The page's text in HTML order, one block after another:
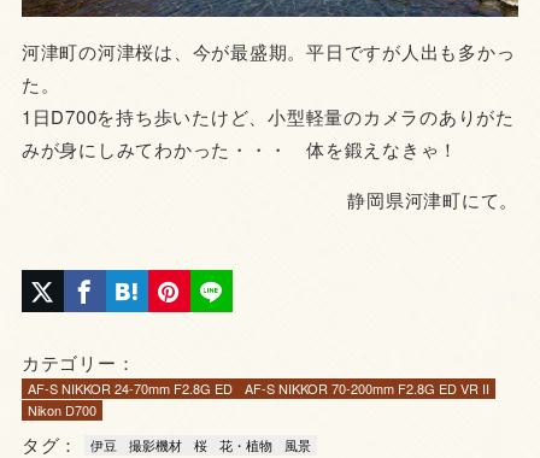
河津町の河津桜は、今が最盛期。平日ですが人出も多かっ
た。
1日D700を持ち歩いたけど、小型軽量のカメラのありがた
みが身にしみてわかった・・・ 体を鍛えなきゃ！
静岡県河津町にて。
カテゴリー：
AF-S NIKKOR 24-70mm F2.8G ED
AF-S NIKKOR 70-200mm F2.8G ED VR II
Nikon D700
タグ： 伊豆 撮影機材 桜 花・植物 風景